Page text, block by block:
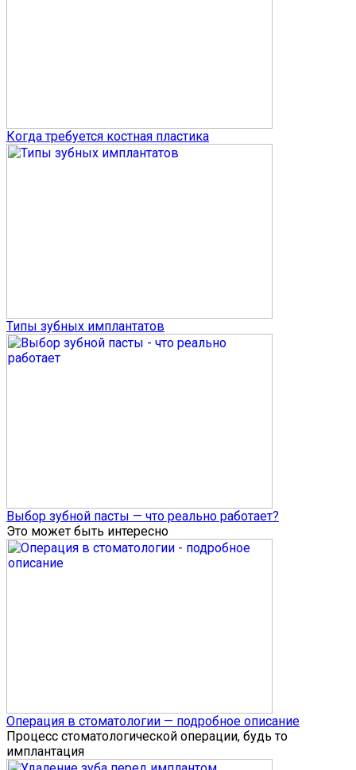
Когда требуется костная пластика
Типы зубных имплантатов
Выбор зубной пасты — что реально работает?
Это может быть интересно
Операция в стоматологии — подробное описание
Процесс стоматологической операции, будь то
имплантация